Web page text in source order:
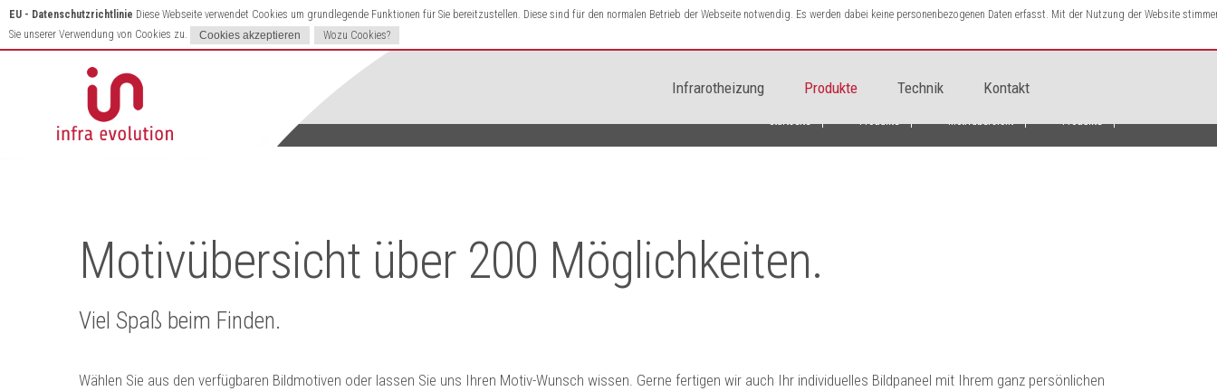
EU - Datenschutzrichtlinie Diese Webseite verwendet Cookies um grundlegende Funktionen für Sie bereitzustellen. Diese sind für den normalen Betrieb der Webseite notwendig. Es werden dabei keine personenbezogenen Daten erfasst. Mit der Nutzung der Website
Sie unserer Verwendung von Cookies zu.
Wozu Cookies?
Infrarotheizung Produkte Technik Kontakt
Startseite Produkte Motivübersicht Produkte
Motivübersicht über 200 Möglichkeiten.
Viel Spaß beim Finden.
Wählen Sie aus den verfügbaren Bildmotiven oder lassen Sie uns Ihren Motiv-Wunsch wissen. Gerne fertigen wir auch Ihr individuelles Bildpaneel mit Ihrem ganz persönlichen